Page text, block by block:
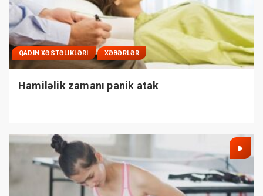
QADIN XƏSTƏLIKLƏRI XƏBƏRLƏR
Hamiləlik zamanı panik atak